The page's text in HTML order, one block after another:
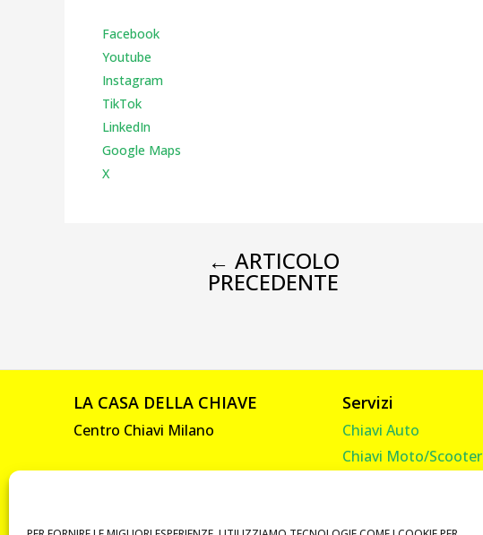
Facebook
Youtube
Instagram
TikTok
LinkedIn
Google Maps
X
← ARTICOLO
PRECEDENTE
LA CASA DELLA CHIAVE
Centro Chiavi Milano
Servizi
Chiavi Auto
Chiavi Moto/Scooter